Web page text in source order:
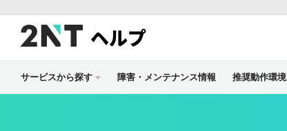
ヘルプ
サービスから探す 障害・メンテナンス情報 推奨動作環境